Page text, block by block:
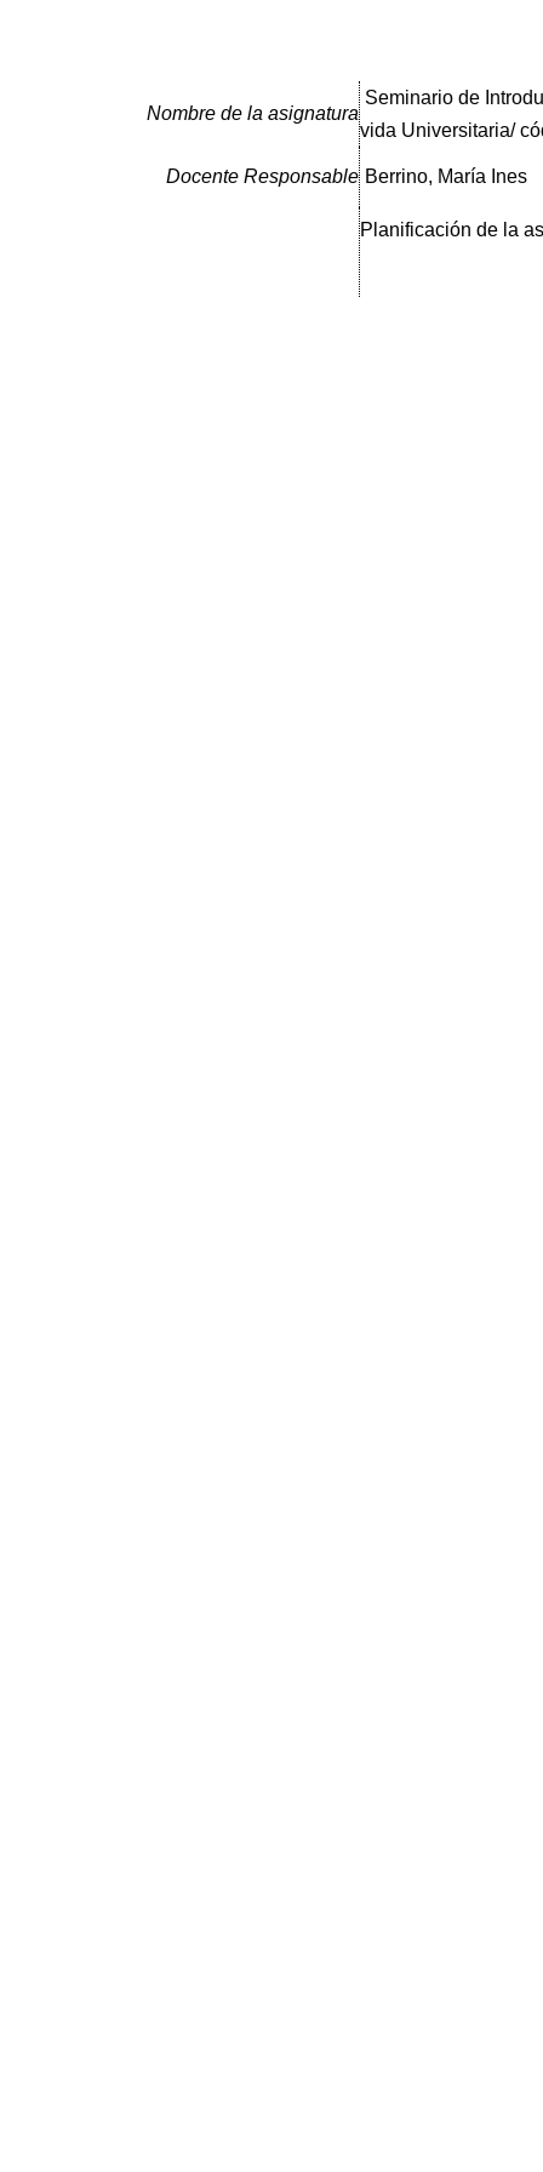
Nombre de la asignatura
Seminario de
vida Universitaria/
Docente Responsable Berrino, María Ines
Planificación de la